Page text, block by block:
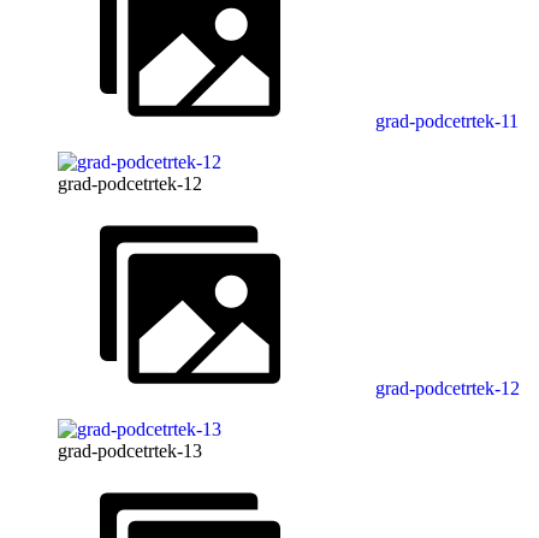
grad-podcetrtek-11
grad-podcetrtek-12
grad-podcetrtek-12
grad-podcetrtek-13